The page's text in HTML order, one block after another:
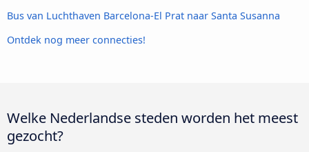
Bus van Luchthaven Barcelona-El Prat naar Santa Susanna
Ontdek nog meer connecties!
Welke Nederlandse steden worden het meest
gezocht?